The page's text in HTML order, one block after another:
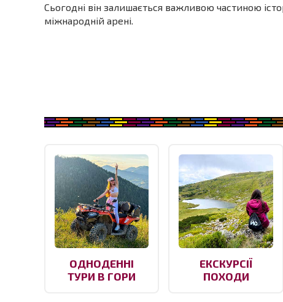
Сьогодні він залишається важливою частиною
міжнародній арені.
ОДНОДЕННІ
ТУРИ В ГОРИ
ЕКСКУРСІЇ
ПОХОДИ